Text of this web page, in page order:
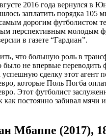
2016 года вернулся в
заплатить порядка 105
дорогим футболистом
перспективным молодым
в газете “Гардиан”.
что большую роль в
было не впервые переводить
сделку этот агент
которые Поль Погба
Этот футболист
как постоянно забивал мячи
Мбаппе (2017),